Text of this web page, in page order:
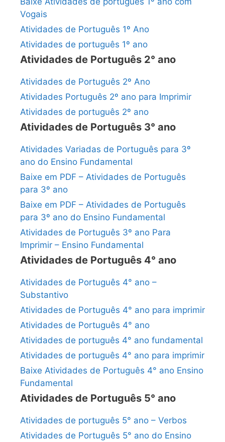
Vogais
Atividades de Português 1º Ano
Atividades de português 1º ano
Atividades de Português 2° ano
Atividades de Português 2º Ano
Atividades Português 2º ano para Imprimir
Atividades de português 2º ano
Atividades de Português 3° ano
Atividades Variadas de Português para 3º
ano do Ensino Fundamental
Baixe em PDF – Atividades de Português
para 3º ano
Baixe em PDF – Atividades de Português
para 3º ano do Ensino Fundamental
Atividades de Português 3º ano Para
Imprimir – Ensino Fundamental
Atividades de Português 4° ano
Atividades de Português 4° ano –
Substantivo
Atividades de Português 4° ano para imprimir
Atividades de Português 4° ano
Atividades de português 4° ano fundamental
Atividades de português 4° ano para imprimir
Baixe Atividades de Português 4° ano Ensino
Fundamental
Atividades de Português 5° ano
Atividades de português 5° ano – Verbos
Atividades de Português 5° ano do Ensino